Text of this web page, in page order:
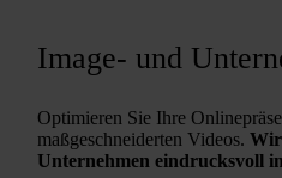
Image- und
Optimieren Sie Ihre
maßgeschneiderten Videos. Wir
Unternehmen eindrucksvoll